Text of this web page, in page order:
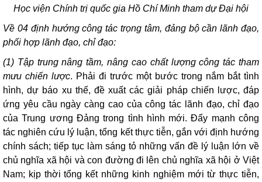
Học viện Chính trị quốc gia Hồ Chí Minh tham dự Đại hội
Về 04 định hướng công tác trọng tâm, đảng bộ cần lãnh đạo,
phối hợp lãnh đạo, chỉ đạo:
(1) Tập trung nâng tầm, nâng cao chất lượng công tác tham
mưu chiến lược. Phải đi trước một bước trong nắm bắt tình
hình, dự báo xu thế, đề xuất các giải pháp chiến lược, đáp
ứng yêu cầu ngày càng cao của công tác lãnh đạo, chỉ đạo
của Trung ương Đảng trong tình hình mới. Đẩy mạnh công
tác nghiên cứu lý luận, tổng kết thực tiễn, gắn với định hướng
chính sách; tiếp tục làm sáng tỏ những vấn đề lý luận lớn về
chủ nghĩa xã hội và con đường đi lên chủ nghĩa xã hội ở Việt
Nam; kịp thời tổng kết những kinh nghiệm mới từ thực tiễn,